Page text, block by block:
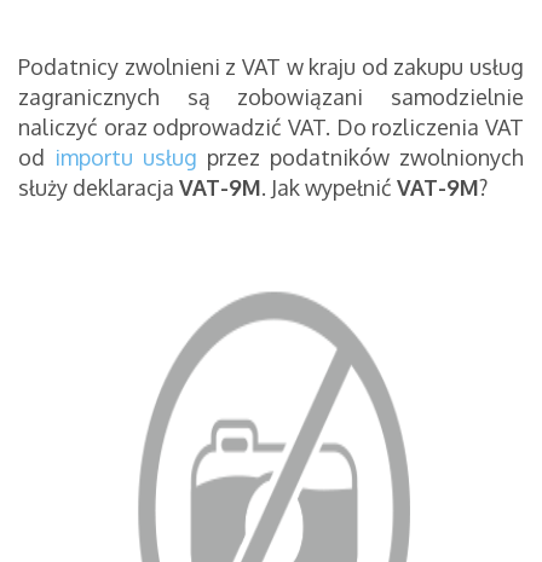
Podatnicy zwolnieni z VAT w kraju od zakupu usług
zagranicznych są zobowiązani samodzielnie
naliczyć oraz odprowadzić VAT. Do rozliczenia VAT
od importu usług przez podatników zwolnionych
służy deklaracja VAT-9M. Jak wypełnić VAT-9M?